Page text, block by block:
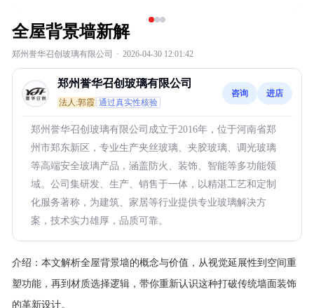
全屋背景墙新解
郑州誉华召创玻璃有限公司 · 2026-04-30 12:01:42
郑州誉华召创玻璃有限公司
法人:郭霞 通过真实性核验
咨询 进店
郑州誉华召创玻璃有限公司成立于2016年，位于河南省郑
州市郑东新区，专业生产夹丝玻璃、夹胶玻璃、调光玻璃
等高端安全玻璃产品，涵盖防火、装饰、智能等多功能领
域。公司集研发、生产、销售于一体，以精湛工艺和定制
化服务著称，为建筑、家居等行业提供专业玻璃解决方
案，技术实力雄厚，品质可靠。
介绍： 本文解析全屋背景墙的概念与价值，从视觉延展性到空间重
塑功能，再到材质选择逻辑，带你重新认识这种打破传统墙面装饰
的革新设计。